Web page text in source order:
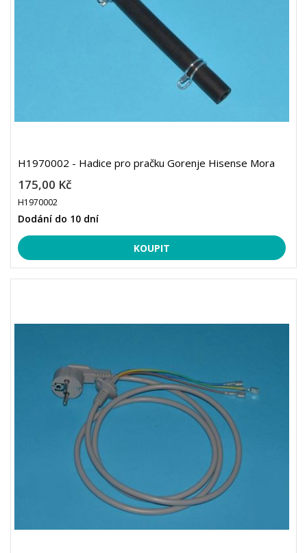
H1970002 - Hadice pro pračku Gorenje Hisense Mora
175,00 Kč
H1970002
Dodání do 10 dní